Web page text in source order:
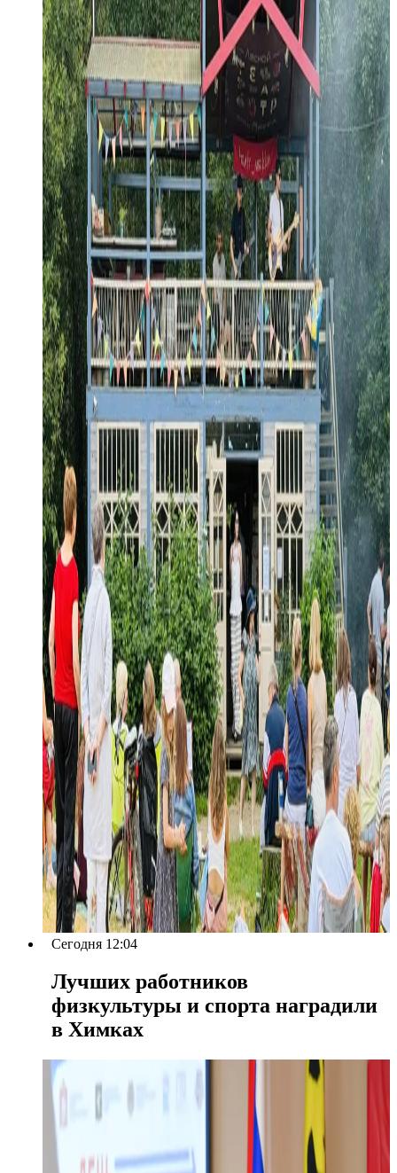
Сегодня 12:04
Лучших работников
физкультуры и спорта наградили
в Химках